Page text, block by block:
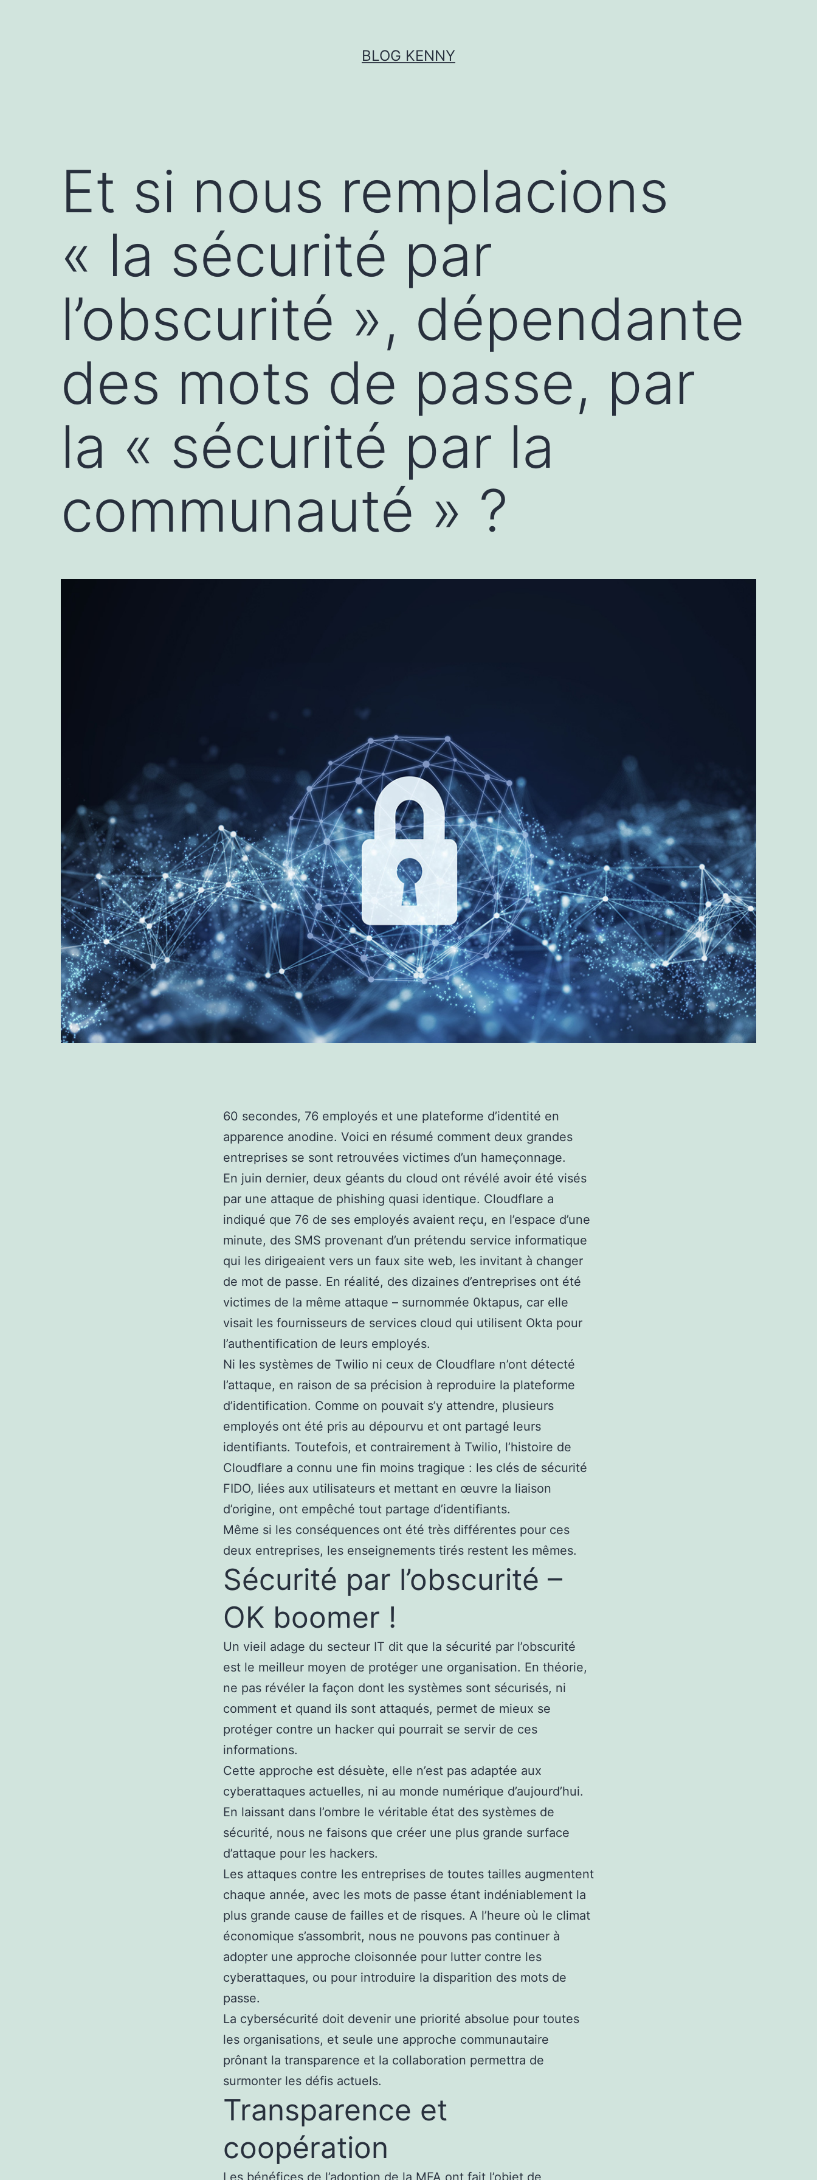
BLOG KENNY
Et si nous remplacions
« la sécurité par
l’obscurité », dépendante
des mots de passe, par
la « sécurité par la
communauté » ?
60 secondes, 76 employés et une plateforme d’identité en
apparence anodine. Voici en résumé comment deux grandes
entreprises se sont retrouvées victimes d’un hameçonnage.
En juin dernier, deux géants du cloud ont révélé avoir été visés
par une attaque de phishing quasi identique. Cloudflare a
indiqué que 76 de ses employés avaient reçu, en l’espace d’une
minute, des SMS provenant d’un prétendu service informatique
qui les dirigeaient vers un faux site web, les invitant à changer
de mot de passe. En réalité, des dizaines d’entreprises ont été
victimes de la même attaque – surnommée 0ktapus, car elle
visait les fournisseurs de services cloud qui utilisent Okta pour
l’authentification de leurs employés.
Ni les systèmes de Twilio ni ceux de Cloudflare n’ont détecté
l’attaque, en raison de sa précision à reproduire la plateforme
d’identification. Comme on pouvait s’y attendre, plusieurs
employés ont été pris au dépourvu et ont partagé leurs
identifiants. Toutefois, et contrairement à Twilio, l’histoire de
Cloudflare a connu une fin moins tragique : les clés de sécurité
FIDO, liées aux utilisateurs et mettant en œuvre la liaison
d’origine, ont empêché tout partage d’identifiants.
Même si les conséquences ont été très différentes pour ces
deux entreprises, les enseignements tirés restent les mêmes.
Sécurité par l’obscurité –
OK boomer !
Un vieil adage du secteur IT dit que la sécurité par l’obscurité
est le meilleur moyen de protéger une organisation. En théorie,
ne pas révéler la façon dont les systèmes sont sécurisés, ni
comment et quand ils sont attaqués, permet de mieux se
protéger contre un hacker qui pourrait se servir de ces
informations.
Cette approche est désuète, elle n’est pas adaptée aux
cyberattaques actuelles, ni au monde numérique d’aujourd’hui.
En laissant dans l’ombre le véritable état des systèmes de
sécurité, nous ne faisons que créer une plus grande surface
d’attaque pour les hackers.
Les attaques contre les entreprises de toutes tailles augmentent
chaque année, avec les mots de passe étant indéniablement la
plus grande cause de failles et de risques. A l’heure où le climat
économique s’assombrit, nous ne pouvons pas continuer à
adopter une approche cloisonnée pour lutter contre les
cyberattaques, ou pour introduire la disparition des mots de
passe.
La cybersécurité doit devenir une priorité absolue pour toutes
les organisations, et seule une approche communautaire
prônant la transparence et la collaboration permettra de
surmonter les défis actuels.
Transparence et
coopération
Les bénéfices de l’adoption de la MFA ont fait l’objet de